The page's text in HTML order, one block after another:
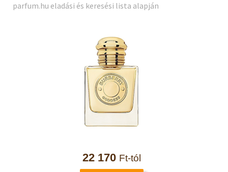
parfum.hu eladási és keresési lista alapján
22 170 Ft-tól